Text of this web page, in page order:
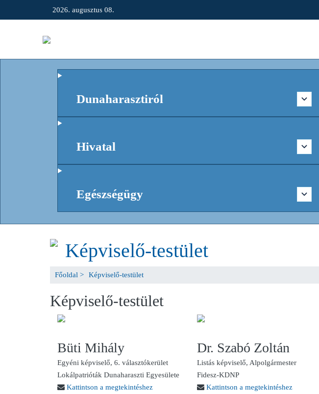
2026. augusztus 08.
Dunaharasztiról
Hivatal
Egészségügy
Képviselő-testület
Főoldal > Képviselő-testület
Képviselő-testület
Büti Mihály
Egyéni képviselő, 6. választókerület
Lokálpatrióták Dunaharaszti Egyesülete
Kattintson a megtekintéshez
Dr. Szabó Zoltán
Listás képviselő, Alpolgármester
Fidesz-KDNP
Kattintson a megtekintéshez